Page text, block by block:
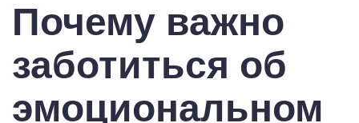
Почему важно
заботиться об
эмоциональном